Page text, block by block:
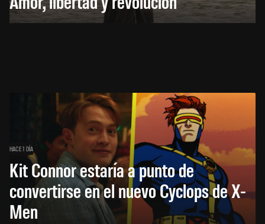
HACE 1 DÍA
Kit Connor estaría a punto de
convertirse en el nuevo Cyclops de X-
Men